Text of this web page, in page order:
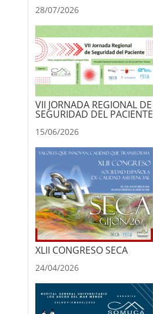
28/07/2026
VII JORNADA REGIONAL DE
SEGURIDAD DEL PACIENTE
15/06/2026
XLII CONGRESO SECA
24/04/2026